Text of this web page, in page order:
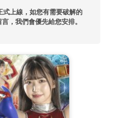
式上線，如您有需要破解的
，我們會優先給您安排。